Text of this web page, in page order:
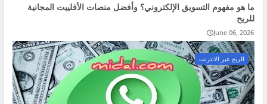
ما هو مفهوم التسويق الإلكتروني؟ وأفضل منصات الأفلييت المجانية
للربح
June 06, 2026
الربح عبر الانترنت